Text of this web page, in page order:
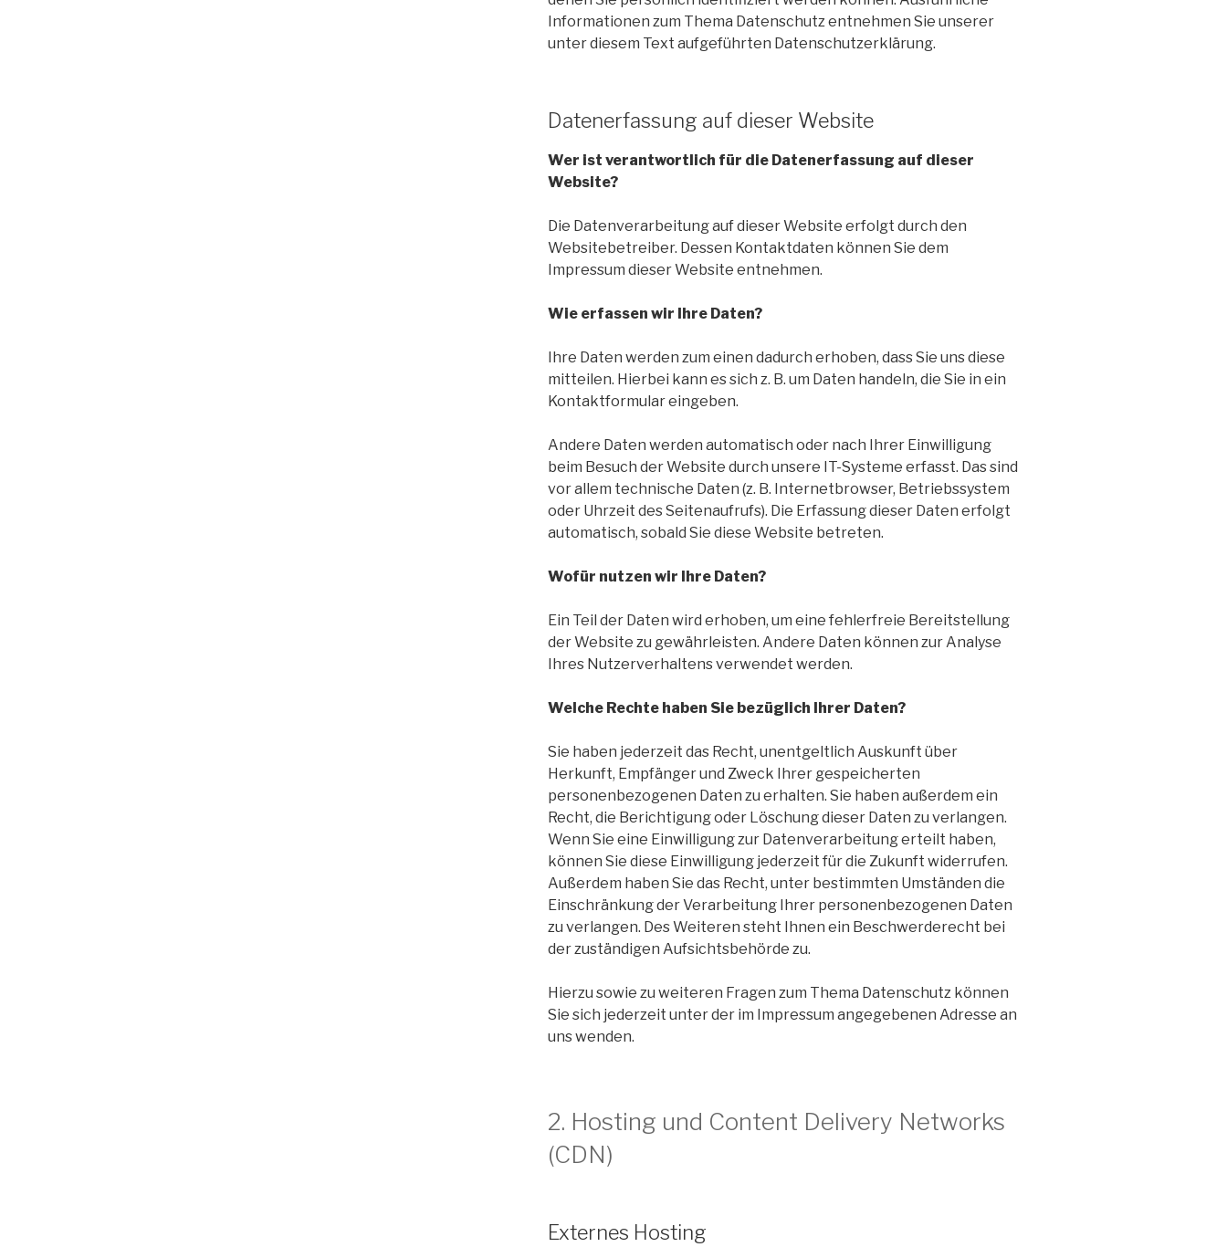
Informationen zum Thema Datenschutz entnehmen Sie unserer
unter diesem Text aufgeführten Datenschutzerklärung.
Datenerfassung auf dieser Website
Wer ist verantwortlich für die Datenerfassung auf dieser
Website?
Die Datenverarbeitung auf dieser Website erfolgt durch den
Websitebetreiber. Dessen Kontaktdaten können Sie dem
Impressum dieser Website entnehmen.
Wie erfassen wir Ihre Daten?
Ihre Daten werden zum einen dadurch erhoben, dass Sie uns diese
mitteilen. Hierbei kann es sich z. B. um Daten handeln, die Sie in ein
Kontaktformular eingeben.
Andere Daten werden automatisch oder nach Ihrer Einwilligung
beim Besuch der Website durch unsere IT-Systeme erfasst. Das sind
vor allem technische Daten (z. B. Internetbrowser, Betriebssystem
oder Uhrzeit des Seitenaufrufs). Die Erfassung dieser Daten erfolgt
automatisch, sobald Sie diese Website betreten.
Wofür nutzen wir Ihre Daten?
Ein Teil der Daten wird erhoben, um eine fehlerfreie Bereitstellung
der Website zu gewährleisten. Andere Daten können zur Analyse
Ihres Nutzerverhaltens verwendet werden.
Welche Rechte haben Sie bezüglich Ihrer Daten?
Sie haben jederzeit das Recht, unentgeltlich Auskunft über
Herkunft, Empfänger und Zweck Ihrer gespeicherten
personenbezogenen Daten zu erhalten. Sie haben außerdem ein
Recht, die Berichtigung oder Löschung dieser Daten zu verlangen.
Wenn Sie eine Einwilligung zur Datenverarbeitung erteilt haben,
können Sie diese Einwilligung jederzeit für die Zukunft widerrufen.
Außerdem haben Sie das Recht, unter bestimmten Umständen die
Einschränkung der Verarbeitung Ihrer personenbezogenen Daten
zu verlangen. Des Weiteren steht Ihnen ein Beschwerderecht bei
der zuständigen Aufsichtsbehörde zu.
Hierzu sowie zu weiteren Fragen zum Thema Datenschutz können
Sie sich jederzeit unter der im Impressum angegebenen Adresse an
uns wenden.
2. Hosting und Content Delivery Networks
(CDN)
Externes Hosting